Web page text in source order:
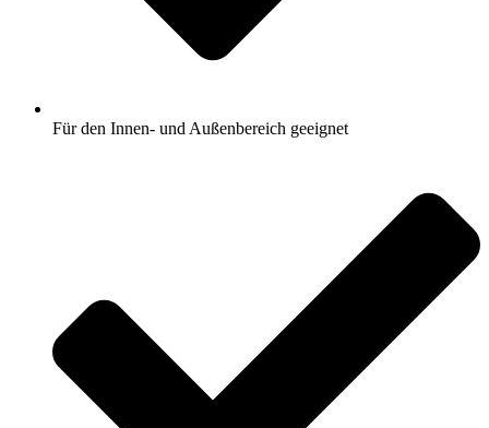
Für den Innen- und Außenbereich geeignet